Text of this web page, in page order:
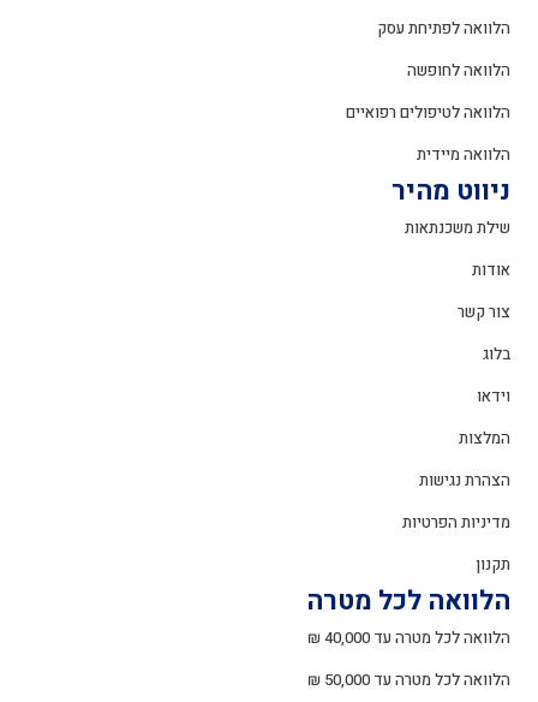
הלוואה לפתיחת עסק
הלוואה לחופשה
הלוואה לטיפולים רפואיים
הלוואה מיידית
ניווט מהיר
שילת משכנתאות
אודות
צור קשר
בלוג
וידאו
המלצות
הצהרת נגישות
מדיניות הפרטיות
תקנון
הלוואה לכל מטרה
הלוואה לכל מטרה עד 40,000 ₪
הלוואה לכל מטרה עד 50,000 ₪